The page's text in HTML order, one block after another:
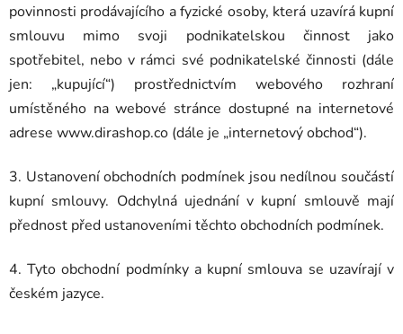
povinnosti prodávajícího a fyzické osoby, která uzavírá kupní
smlouvu mimo svoji podnikatelskou činnost jako
spotřebitel, nebo v rámci své podnikatelské činnosti (dále
jen: „kupující“) prostřednictvím webového rozhraní
umístěného na webové stránce dostupné na internetové
adrese www.dirashop.co (dále je „internetový obchod“).
3. Ustanovení obchodních podmínek jsou nedílnou součástí
kupní smlouvy. Odchylná ujednání v kupní smlouvě mají
přednost před ustanoveními těchto obchodních podmínek.
4. Tyto obchodní podmínky a kupní smlouva se uzavírají v
českém jazyce.